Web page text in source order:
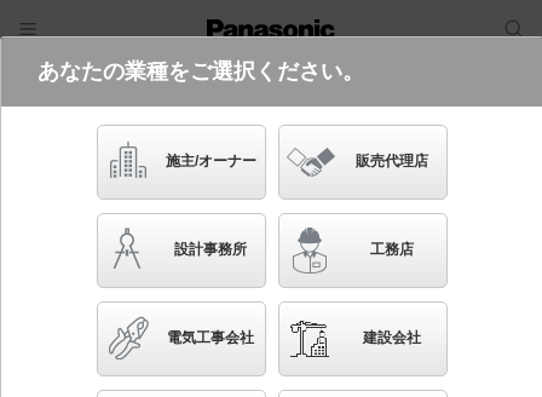
電気・建築設備（ビジネス）
フリーワード
品番・キーワード
NNN80007
あなたの業種をご選択ください。
施主/オーナー 販売代理店
設計事務所 工務店
電気工事会社 建設会社